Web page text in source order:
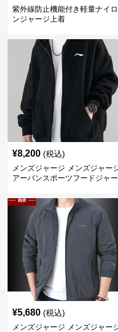
紫外線防止機能付き軽量ナイロ
ンジャージ上着
¥8,200 (税込)
メンズジャージ メンズジャー
アーバンスポーツフードジャー
¥5,680 (税込)
メンズジャージ メンズジャー